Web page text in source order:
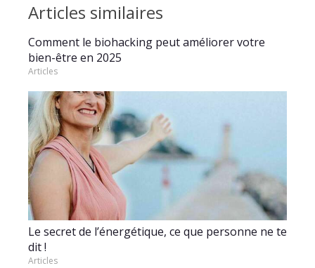
Articles similaires
Comment le biohacking peut améliorer votre
bien-être en 2025
Articles
Le secret de l’énergétique, ce que personne ne te
dit !
Articles